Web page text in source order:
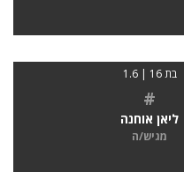
בת 16 | 1.6
#
ליאן אוחנה
מגיש/ה